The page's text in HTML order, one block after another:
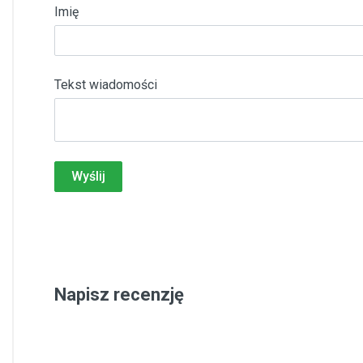
Imię
Tekst wiadomości
Wyślij
Napisz recenzję